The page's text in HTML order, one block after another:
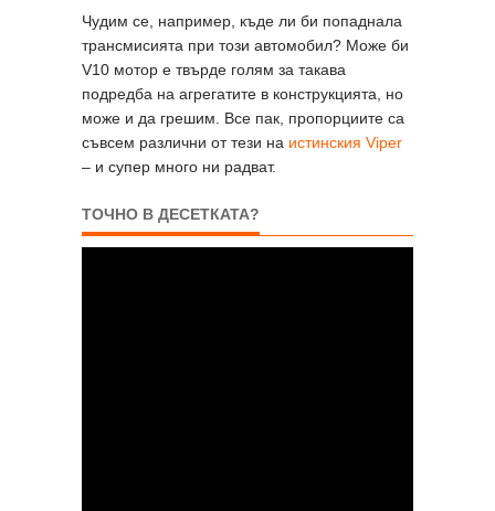
Чудим се, например, къде ли би попаднала
трансмисията при този автомобил? Може би
V10 мотор е твърде голям за такава
подредба на агрегатите в конструкцията, но
може и да грешим. Все пак, пропорциите са
съвсем различни от тези на истинския Viper
– и супер много ни радват.
ТОЧНО В ДЕСЕТКАТА?